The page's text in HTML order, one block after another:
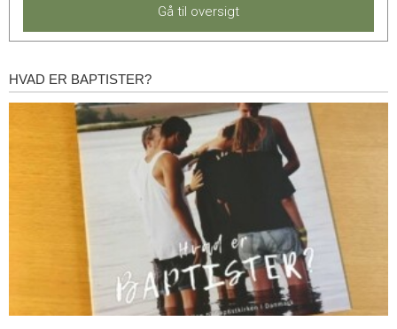
Gå til oversigt
Hvad
er
HVAD ER BAPTISTER?